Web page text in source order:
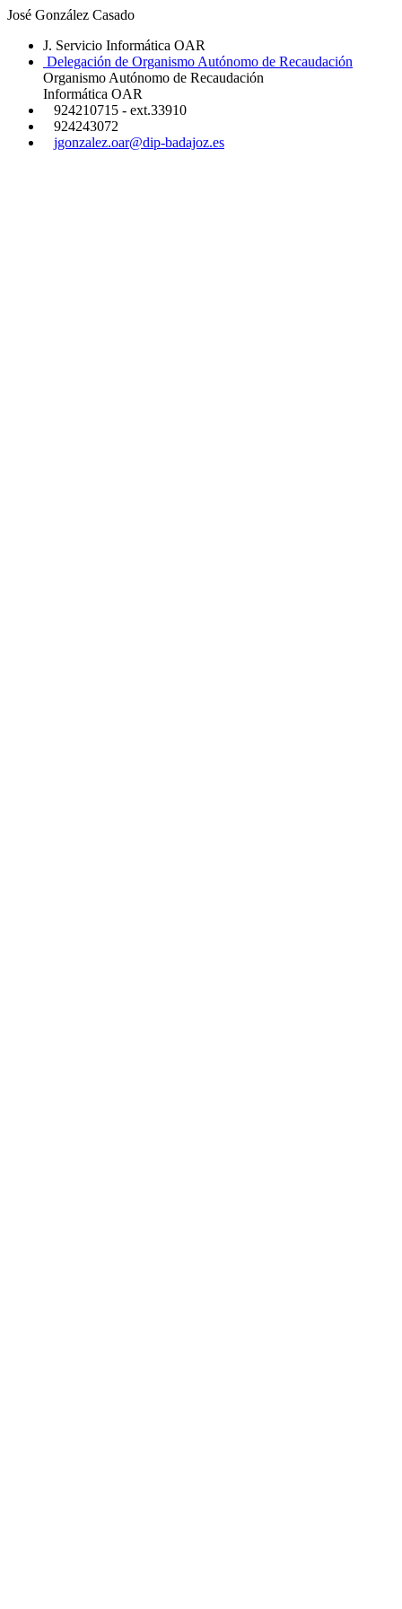
José González Casado
J. Servicio Informática OAR
Delegación de Organismo Autónomo de Recaudación
Organismo Autónomo de Recaudación
Informática OAR
924210715 - ext.33910
924243072
jgonzalez.oar@dip-badajoz.es